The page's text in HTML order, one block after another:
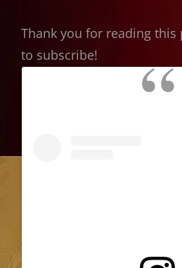
Thank you for reading
to subscribe!